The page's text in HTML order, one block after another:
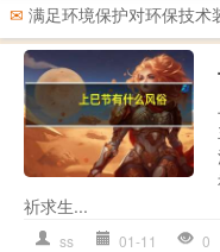
✉ 满足环境保护对环保技术
祈求生...
ss 01-11 0